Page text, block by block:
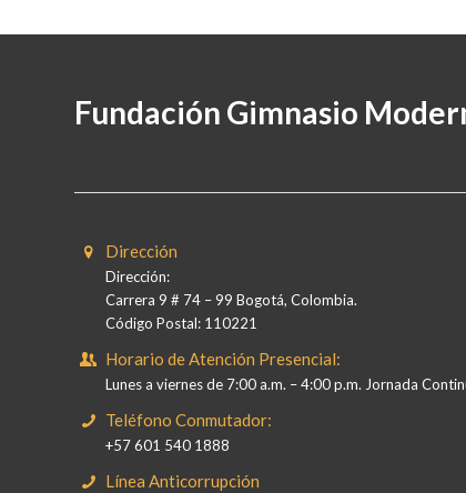
Fundación Gimnasio
Dirección
Dirección:
Carrera 9 # 74 – 99 Bogotá, Colombia.
Código Postal: 110221
Horario de Atención Presencial:
Lunes a viernes de 7:00 a.m. – 4:00 p.m. Jornada
Teléfono Conmutador:
+57 601 540 1888
Línea Anticorrupción